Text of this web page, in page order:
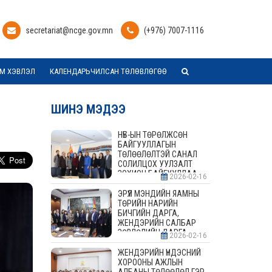
secretariat@ncge.gov.mn (+976) 7007-1116
ХЭВЛЭЛ КАЛЕНДАРЬЧИЛСАН ТӨЛӨВЛӨГӨӨ
ШИНЭ МЭДЭЭ
НҮБ-ЫН ТӨРӨЛЖСӨН
БАЙГУУЛЛАГЫН
ТӨЛӨӨЛӨЛТЭЙ САНАЛ
СОЛИЛЦОХ УУЛЗАЛТ
ЗОХИОН БАЙГУУЛЛАА
2026-02-16
ЭРҮҮЛ МЭНДИЙН ЯАМНЫ
ТӨРИЙН НАРИЙН
БИЧГИЙН ДАРГА,
ЖЕНДЭРИЙН САЛБАР
ЗӨВЛӨЛИЙН ДАРГА,
ГИШҮҮДТЭЙ УУЛЗАЛТ
ЗОХИОН БАЙГУУЛАВ
2026-02-16
ЖЕНДЭРИЙН ҮНДЭСНИЙ
ХОРООНЫ АЖЛЫН